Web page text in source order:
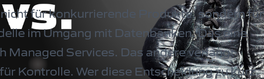
für konkurrierende Produkte, sondern für
im Umgang mit Datenbanken. Das eine
Managed Services. Das andere verlangt
Kontrolle. Wer diese Entscheidung zu kurz